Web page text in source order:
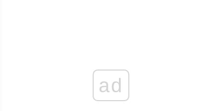
ad